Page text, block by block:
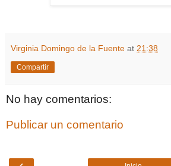
Virginia Domingo de la Fuente at 21:38
Compartir
No hay comentarios:
Publicar un comentario